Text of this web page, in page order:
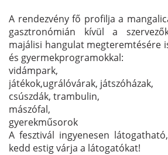
A rendezvény fő profilja a
gasztronómián kívül a
majálisi hangulat megteremtésére
és gyermekprogramokkal:
vidámpark,
játékok,ugrálóvárak, játszóházak,
csúszdák, trambulin,
mászófal,
gyerekműsorok
A fesztivál ingyenesen
kedd estig várja a látogatókat!